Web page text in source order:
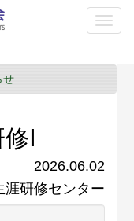
せ
Ⅰ
2026.06.02
涯研修センター